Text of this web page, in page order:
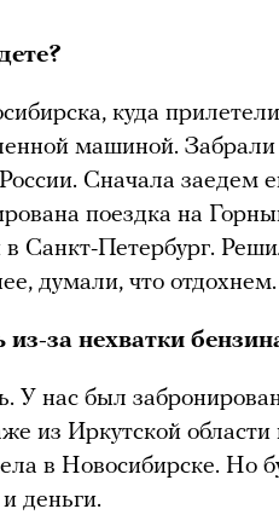
куда
машиной. Забрали
Сначала заедем
поездка на
Санкт-Петербург.
думали, что отдохнем.
за нехватки
У нас был
из Иркутской области
в Новосибирске. Но
деньги.